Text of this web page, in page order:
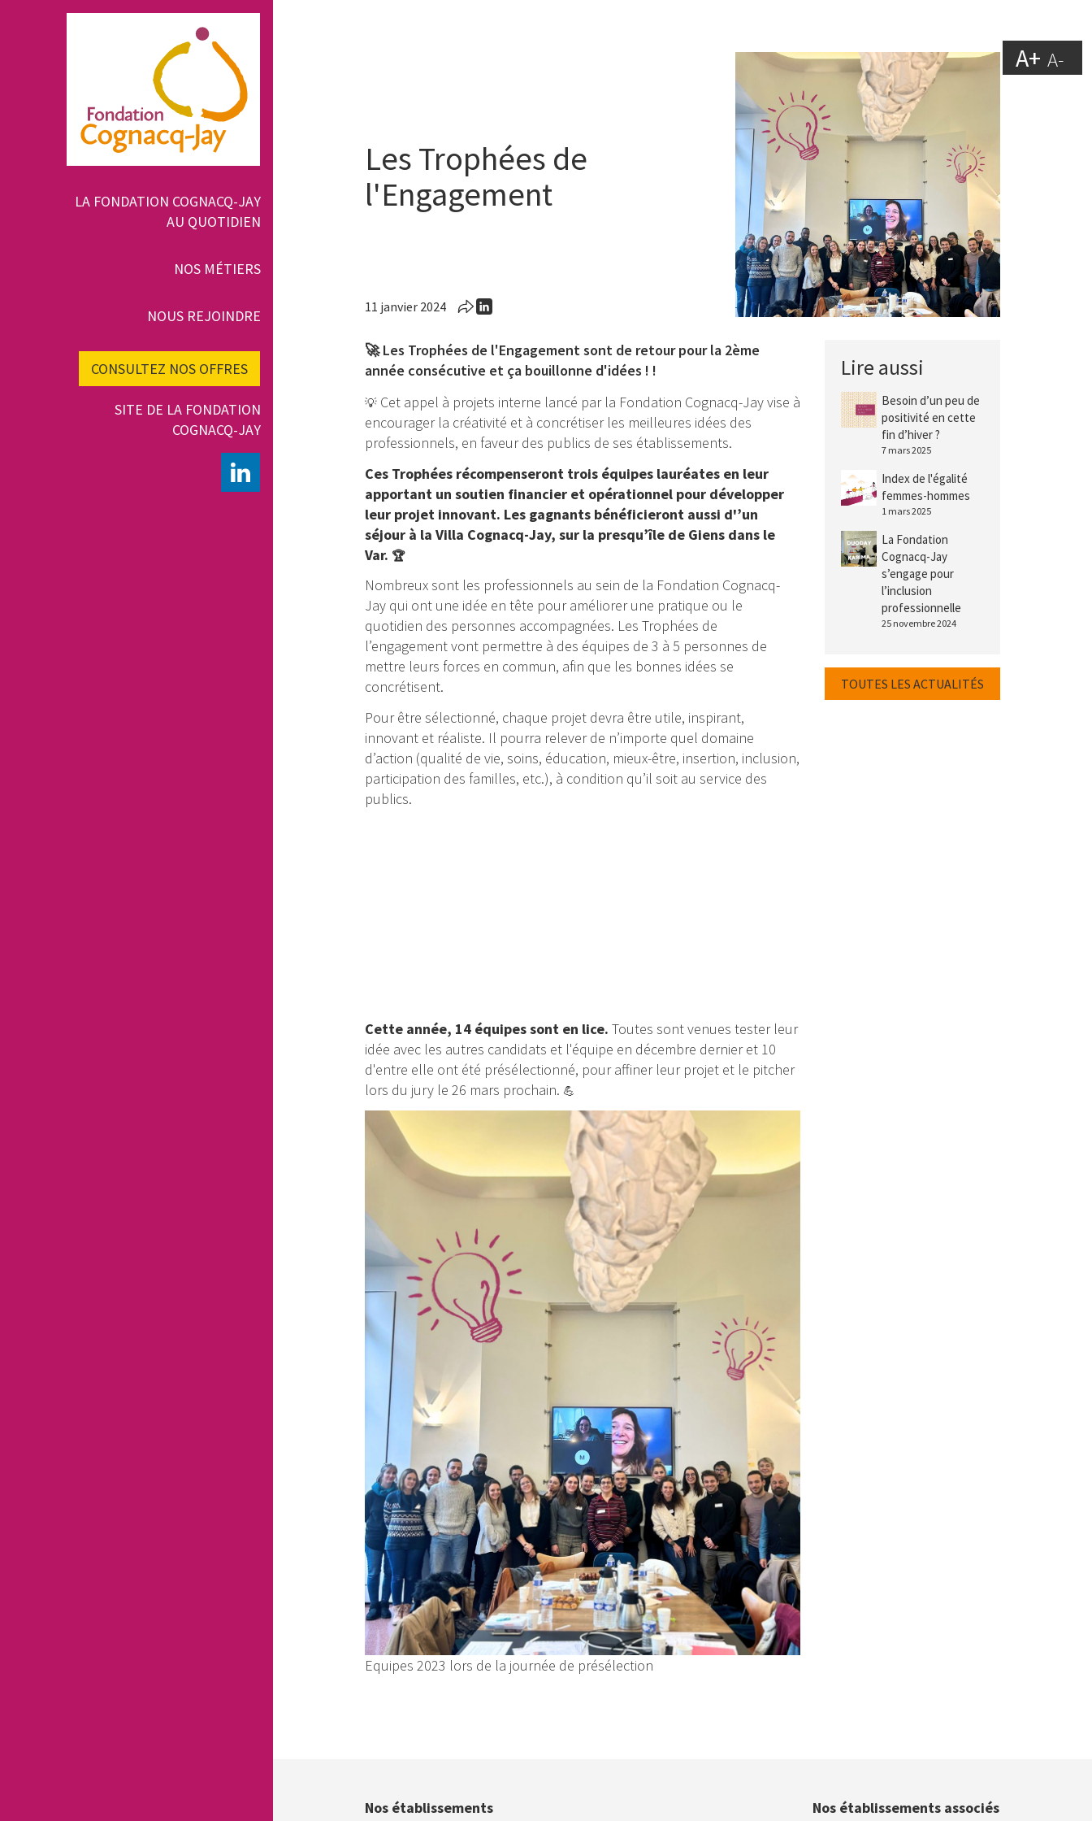
A+ A-
Navigation
principale
LA FONDATION COGNACQ-JAY
AU QUOTIDIEN
NOS MÉTIERS
NOUS REJOINDRE
CONSULTEZ NOS OFFRES
SITE DE LA FONDATION
COGNACQ-JAY
LINKEDIN
Les Trophées de
l'Engagement
11 janvier 2024
🚀 Les Trophées de l'Engagement sont de retour pour la 2ème
année consécutive et ça bouillonne d'idées ! !
💡 Cet appel à projets interne lancé par la Fondation Cognacq-Jay vise à
encourager la créativité et à concrétiser les meilleures idées des
professionnels, en faveur des publics de ses établissements.
Ces Trophées récompenseront trois équipes lauréates en leur
apportant un soutien financier et opérationnel pour développer
leur projet innovant. Les gagnants bénéficieront aussi d'’un
séjour à la Villa Cognacq-Jay, sur la presqu’île de Giens dans le
Var. 🏆
Nombreux sont les professionnels au sein de la Fondation Cognacq-
Jay qui ont une idée en tête pour améliorer une pratique ou le
quotidien des personnes accompagnées. Les Trophées de
l’engagement vont permettre à des équipes de 3 à 5 personnes de
mettre leurs forces en commun, afin que les bonnes idées se
concrétisent.
Pour être sélectionné, chaque projet devra être utile, inspirant,
innovant et réaliste. Il pourra relever de n’importe quel domaine
d’action (qualité de vie, soins, éducation, mieux-être, insertion, inclusion,
participation des familles, etc.), à condition qu’il soit au service des
publics.
Cette année, 14 équipes sont en lice. Toutes sont venues tester leur
idée avec les autres candidats et l'équipe en décembre dernier et 10
d'entre elle ont été présélectionné, pour affiner leur projet et le pitcher
lors du jury le 26 mars prochain. 💪
Equipes 2023 lors de la journée de présélection
Lire aussi
Besoin d’un peu de
positivité en cette
fin d’hiver ?
7 mars 2025
Index de l'égalité
femmes-hommes
1 mars 2025
La Fondation
Cognacq-Jay
s’engage pour
l’inclusion
professionnelle
25 novembre 2024
TOUTES LES ACTUALITÉS
Nos établissements Nos établissements associés